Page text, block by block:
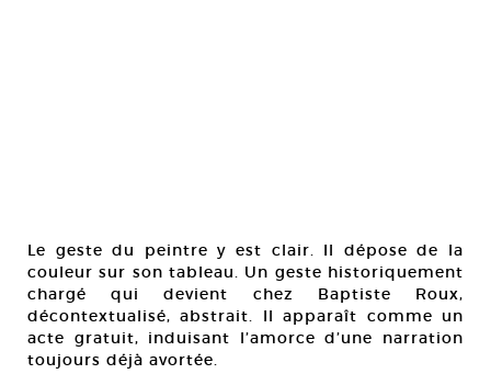
Le geste du peintre y est clair. Il dépose de la
couleur sur son tableau. Un geste historiquement
chargé qui devient chez Baptiste Roux,
décontextualisé, abstrait. Il apparaît comme un
acte gratuit, induisant l’amorce d’une narration
toujours déjà avortée.